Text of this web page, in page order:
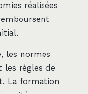
réalisées
les normes
les règles de
La formation